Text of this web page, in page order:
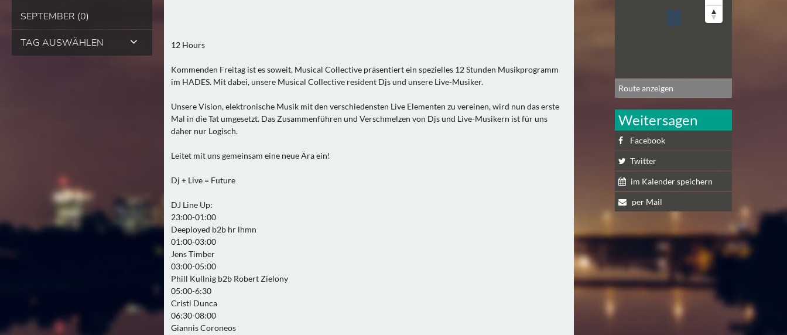
SEPTEMBER (0)
TAG AUSWÄHLEN 12 Hours
Kommenden Freitag ist es soweit, Musical Collective präsentiert ein spezielles 12 Stunden Musikprogramm
im HADES. Mit dabei, unsere Musical Collective resident Djs und unsere Live-Musiker.
Unsere Vision, elektronische Musik mit den verschiedensten Live Elementen zu vereinen, wird nun das erste
Mal in die Tat umgesetzt. Das Zusammenführen und Verschmelzen von Djs und Live-Musikern ist für uns
daher nur Logisch.
Leitet mit uns gemeinsam eine neue Ära ein!
Dj + Live = Future
DJ Line Up:
23:00-01:00
Deeployed b2b hr lhmn
01:00-03:00
Jens Timber
03:00-05:00
Phill Kullnig b2b Robert Zielony
05:00-6:30
Cristi Dunca
06:30-08:00
Giannis Coroneos
Route anzeigen
Weitersagen
Facebook
Twitter
im Kalender speichern
per Mail